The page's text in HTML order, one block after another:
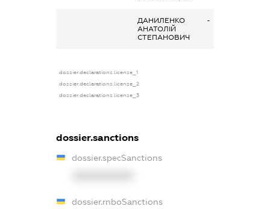
ДАНИЛЕНКО
АНАТОЛІЙ
СТЕПАНОВИЧ
-
dossier.declarations.license_1
dossier.declarations.license_2
dossier.declarations.license_3
dossier.sanctions
dossier.specSanctions
dossier.rnboSanctions